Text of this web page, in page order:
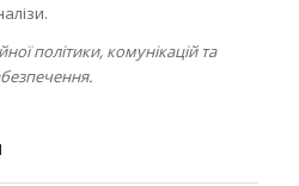
політики, комунікацій та